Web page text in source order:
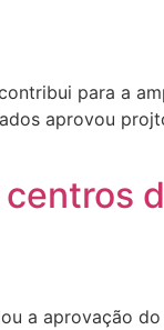
para a
aprovou
a aprovação